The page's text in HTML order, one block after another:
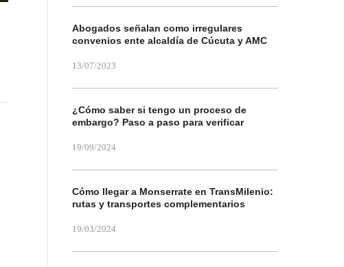
Abogados señalan como irregulares
convenios ente alcaldía de Cúcuta y AMC
13/07/2023
¿Cómo saber si tengo un proceso de
embargo? Paso a paso para verificar
19/09/2024
Cómo llegar a Monserrate en TransMilenio:
rutas y transportes complementarios
19/03/2024